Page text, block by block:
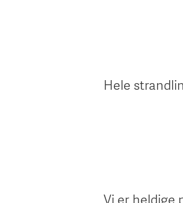
Hele
Vi er heldige